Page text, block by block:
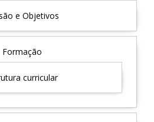
e Objetivos
Formação
curricular